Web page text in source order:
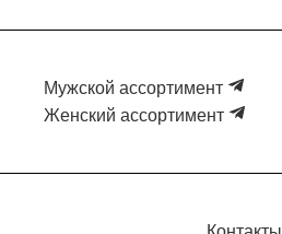
Мужской ассортимент
Женский ассортимент